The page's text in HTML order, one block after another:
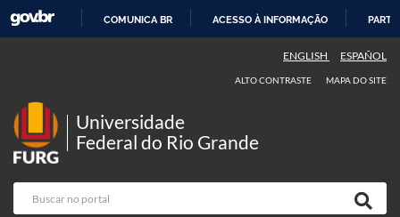
COMUNICA BR ACESSO À INFORMAÇÃO
ENGLISH ESPAÑOL
ALTO CONTRASTE MAPA DO SITE
Universidade
Federal do Rio Grande